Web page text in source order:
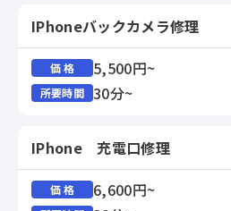
IPhoneバックカメラ修理
価 格 5,500円~
所要時間 30分~
IPhone 充電口修理
価 格 6,600円~